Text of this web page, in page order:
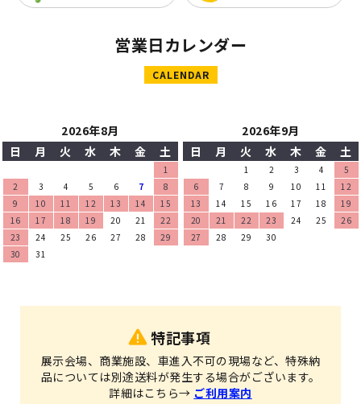
営業日カレンダー
CALENDAR
2026年8月
日
月 火 水 木 金 土
1
2
3 4 5 6 7
8
9
10 11 12 13 14
15
16
17 18 19 20 21
22
23
24 25 26 27 28
29
30
31
2026年9月
日
月 火 水 木 金 土
1 2 3 4
5
6
7 8 9 10 11
12
13
14 15 16 17 18
19
20
21 22 23 24 25
26
27
28 29 30
特記事項
展示会場、商業施設、車進入不可の現場など、特殊納
品については別途送料が発生する場合がございます。
詳細はこちら→ ご利用案内